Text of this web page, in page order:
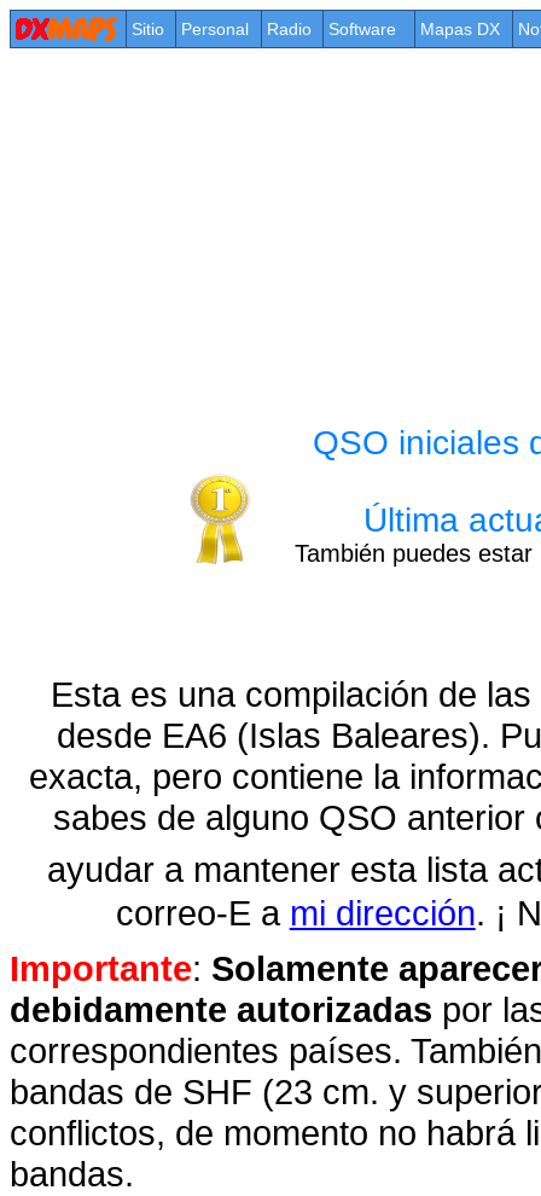
Sitio Personal Radio Software Mapas DX
QSO iniciales
Última
También puedes
Esta es una compilación de
desde EA6 (Islas Baleares).
exacta, pero contiene la
sabes de alguno QSO
ayudar a mantener esta lista
correo-E a mi dirección. ¡
Importante: Solamente
debidamente autorizadas por
correspondientes países.
bandas de SHF (23 cm. y
conflictos, de momento no habrá
bandas.